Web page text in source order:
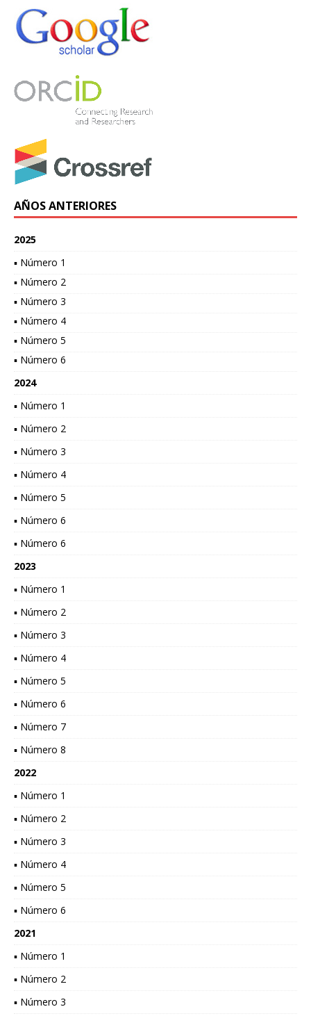
AÑOS ANTERIORES
2025
▪ Número 1
▪ Número 2
▪ Número 3
▪ Número 4
▪ Número 5
▪ Número 6
2024
▪ Número 1
▪ Número 2
▪ Número 3
▪ Número 4
▪ Número 5
▪ Número 6
▪ Número 6
2023
▪ Número 1
▪ Número 2
▪ Número 3
▪ Número 4
▪ Número 5
▪ Número 6
▪ Número 7
▪ Número 8
2022
▪ Número 1
▪ Número 2
▪ Número 3
▪ Número 4
▪ Número 5
▪ Número 6
2021
▪ Número 1
▪ Número 2
▪ Número 3